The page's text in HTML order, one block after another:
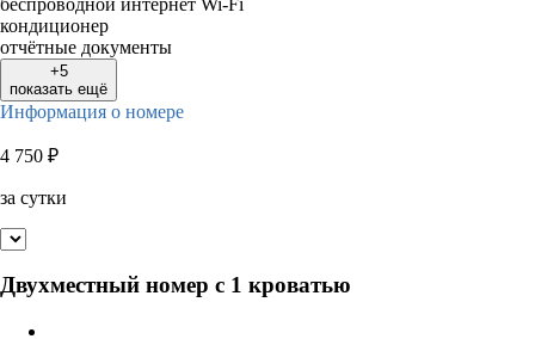
кондиционер
отчётные документы
+5
показать ещё
Информация о номере
4 750 ₽
за сутки
Двухместный номер с 1 кроватью